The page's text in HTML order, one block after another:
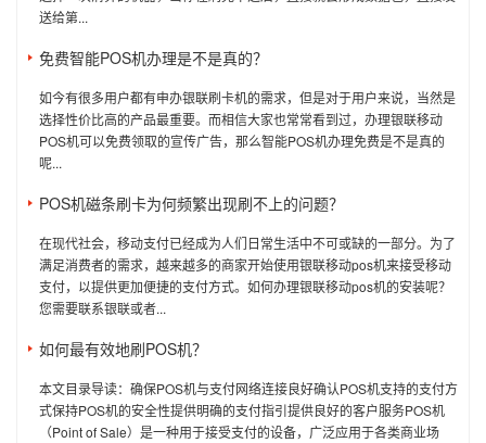
送给第...
免费智能POS机办理是不是真的？
如今有很多用户都有申办银联刷卡机的需求，但是对于用户来说，当然是
选择性价比高的产品最重要。而相信大家也常常看到过，办理银联移动
POS机可以免费领取的宣传广告，那么智能POS机办理免费是不是真的
呢...
POS机磁条刷卡为何频繁出现刷不上的问题？
在现代社会，移动支付已经成为人们日常生活中不可或缺的一部分。为了
满足消费者的需求，越来越多的商家开始使用银联移动pos机来接受移动
支付，以提供更加便捷的支付方式。如何办理银联移动pos机的安装呢？
您需要联系银联或者...
如何最有效地刷POS机？
本文目录导读：确保POS机与支付网络连接良好确认POS机支持的支付方
式保持POS机的安全性提供明确的支付指引提供良好的客户服务POS机
（Point of Sale）是一种用于接受支付的设备，广泛应用于各类商业场